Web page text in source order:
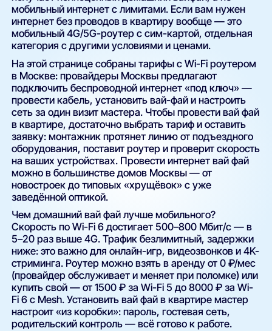
мобильный интернет с лимитами. Если вам нужен
интернет без проводов в квартиру вообще — это
мобильный 4G/5G-роутер с сим-картой, отдельная
категория с другими условиями и ценами.
На этой странице собраны тарифы с Wi-Fi роутером
в Москве: провайдеры Москвы предлагают
подключить беспроводной интернет «под ключ» —
провести кабель, установить вай-фай и настроить
сеть за один визит мастера. Чтобы провести вай фай
в квартире, достаточно выбрать тариф и оставить
заявку: монтажник протянет линию от подъездного
оборудования, поставит роутер и проверит скорость
на ваших устройствах. Провести интернет вай фай
можно в большинстве домов Москвы — от
новостроек до типовых «хрущёвок» с уже
заведённой оптикой.
Чем домашний вай фай лучше мобильного?
Скорость по Wi-Fi 6 достигает 500–800 Мбит/с — в
5–20 раз выше 4G. Трафик безлимитный, задержки
ниже: это важно для онлайн-игр, видеозвонков и 4K-
стриминга. Роутер можно взять в аренду от 0 ₽/мес
(провайдер обслуживает и меняет при поломке) или
купить свой — от 1500 ₽ за Wi-Fi 5 до 8000 ₽ за Wi-
Fi 6 с Mesh. Установить вай фай в квартире мастер
настроит «из коробки»: пароль, гостевая сеть,
родительский контроль — всё готово к работе.